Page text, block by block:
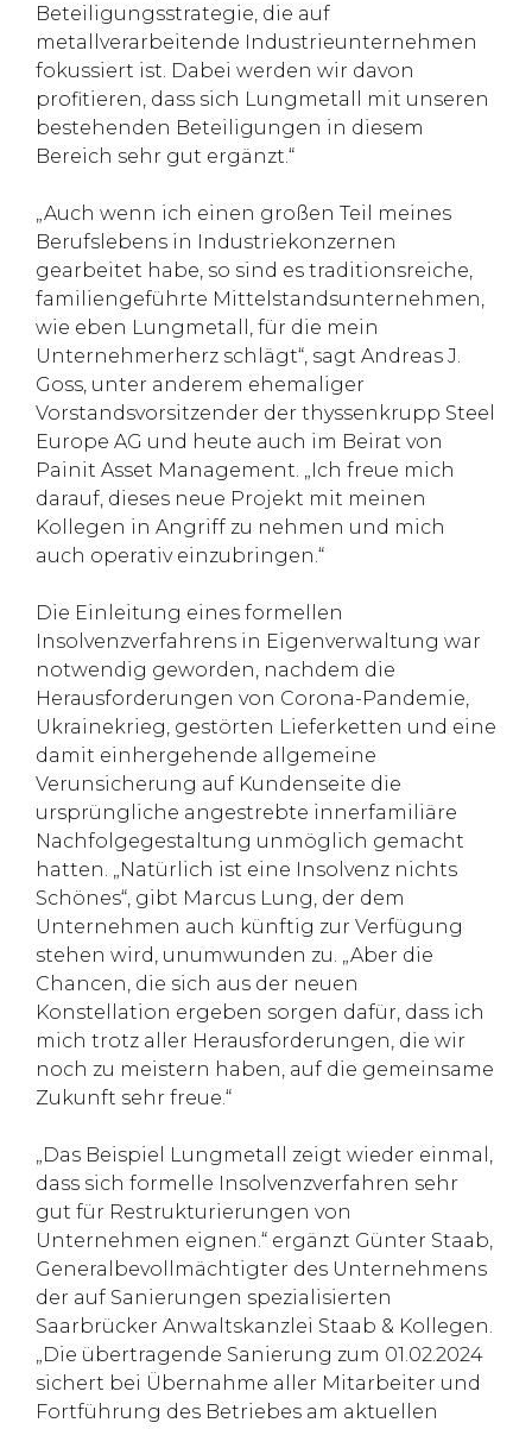
Beteiligungsstrategie, die auf
metallverarbeitende Industrieunternehmen
fokussiert ist. Dabei werden wir davon
profitieren, dass sich Lungmetall mit unseren
bestehenden Beteiligungen in diesem
Bereich sehr gut ergänzt.“
„Auch wenn ich einen großen Teil meines
Berufslebens in Industriekonzernen
gearbeitet habe, so sind es traditionsreiche,
familiengeführte Mittelstandsunternehmen,
wie eben Lungmetall, für die mein
Unternehmerherz schlägt“, sagt Andreas J.
Goss, unter anderem ehemaliger
Vorstandsvorsitzender der thyssenkrupp Steel
Europe AG und heute auch im Beirat von
Painit Asset Management. „Ich freue mich
darauf, dieses neue Projekt mit meinen
Kollegen in Angriff zu nehmen und mich
auch operativ einzubringen.“
Die Einleitung eines formellen
Insolvenzverfahrens in Eigenverwaltung war
notwendig geworden, nachdem die
Herausforderungen von Corona-Pandemie,
Ukrainekrieg, gestörten Lieferketten und eine
damit einhergehende allgemeine
Verunsicherung auf Kundenseite die
ursprüngliche angestrebte innerfamiliäre
Nachfolgegestaltung unmöglich gemacht
hatten. „Natürlich ist eine Insolvenz nichts
Schönes“, gibt Marcus Lung, der dem
Unternehmen auch künftig zur Verfügung
stehen wird, unumwunden zu. „Aber die
Chancen, die sich aus der neuen
Konstellation ergeben sorgen dafür, dass ich
mich trotz aller Herausforderungen, die wir
noch zu meistern haben, auf die gemeinsame
Zukunft sehr freue.“
„Das Beispiel Lungmetall zeigt wieder einmal,
dass sich formelle Insolvenzverfahren sehr
gut für Restrukturierungen von
Unternehmen eignen.“ ergänzt Günter Staab,
Generalbevollmächtigter des Unternehmens
der auf Sanierungen spezialisierten
Saarbrücker Anwaltskanzlei Staab & Kollegen.
„Die übertragende Sanierung zum 01.02.2024
sichert bei Übernahme aller Mitarbeiter und
Fortführung des Betriebes am aktuellen